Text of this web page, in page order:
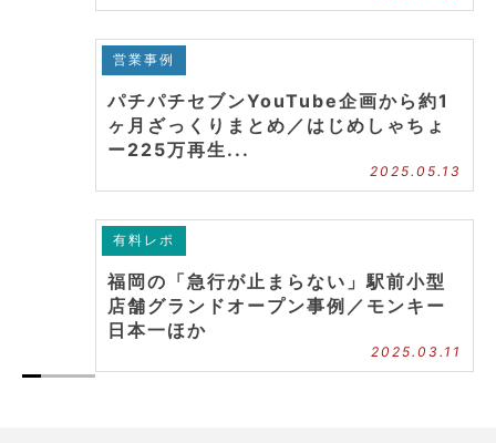
営業事例
パチパチセブンYouTube企画から約1
ヶ月ざっくりまとめ／はじめしゃちょ
ー225万再生...
2025.05.13
有料レポ
福岡の「急行が止まらない」駅前小型
店舗グランドオープン事例／モンキー
日本一ほか
2025.03.11